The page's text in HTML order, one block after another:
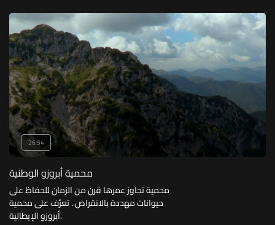
26:54
محمية أبروزو الوطنية
محمية تجاوز عمرها قرن من الزمان للحفاظ على
حيوانات مهددة بالانقراض.. تعرَّف على محمية
أبروزو الإيطالية.